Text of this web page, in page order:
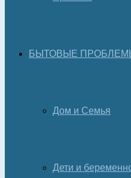
БЫТОВЫЕ
Дом и Семья
Дети и